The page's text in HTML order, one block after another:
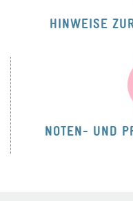
HINWEISE
NOTEN- UND